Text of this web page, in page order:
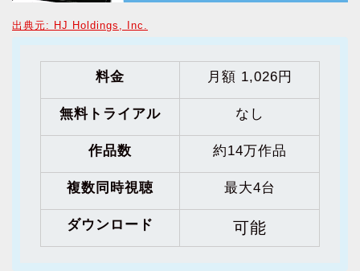
出典元: HJ Holdings, Inc.
料金 月額 1,026円
無料トライアル なし
作品数 約14万作品
複数同時視聴 最大4台
ダウンロード 可能